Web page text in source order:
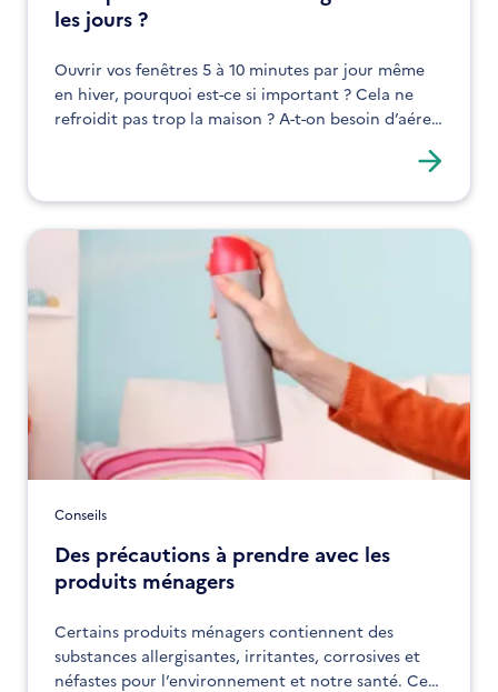
les jours ?
Ouvrir vos fenêtres 5 à 10 minutes par jour même
en hiver, pourquoi est-ce si important ? Cela ne
refroidit pas trop la maison ? A-t-on besoin d’aérer
Conseils
Des précautions à prendre avec les
produits ménagers
Certains produits ménagers contiennent des
substances allergisantes, irritantes, corrosives et
néfastes pour l’environnement et notre santé. Ce